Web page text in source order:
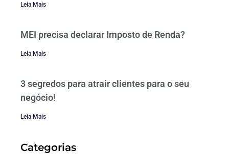
Leia Mais
MEI precisa declarar Imposto de Renda?
Leia Mais
3 segredos para atrair clientes para o seu
negócio!
Leia Mais
Categorias